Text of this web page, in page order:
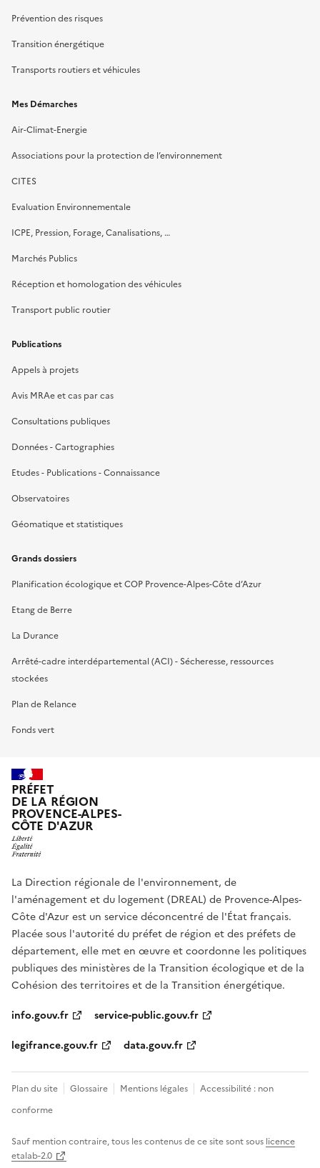
Prévention des risques
Transition énergétique
Transports routiers et véhicules
Mes Démarches
Air-Climat-Energie
Associations pour la protection de l’environnement
CITES
Evaluation Environnementale
ICPE, Pression, Forage, Canalisations, …
Marchés Publics
Réception et homologation des véhicules
Transport public routier
Publications
Appels à projets
Avis MRAe et cas par cas
Consultations publiques
Données - Cartographies
Etudes - Publications - Connaissance
Observatoires
Géomatique et statistiques
Grands dossiers
Planification écologique et COP Provence-Alpes-Côte d’Azur
Etang de Berre
La Durance
Arrêté-cadre interdépartemental (ACI) - Sécheresse, ressources
stockées
Plan de Relance
Fonds vert
PRÉFET
DE LA RÉGION
PROVENCE-ALPES-
CÔTE D'AZUR
La Direction régionale de l'environnement, de
l'aménagement et du logement (DREAL) de Provence-Alpes-
Côte d'Azur est un service déconcentré de l'État français.
Placée sous l'autorité du préfet de région et des préfets de
département, elle met en œuvre et coordonne les politiques
publiques des ministères de la Transition écologique et de la
Cohésion des territoires et de la Transition énergétique.
info.gouv.fr
service-public.gouv.fr
legifrance.gouv.fr
data.gouv.fr
Plan du site Glossaire Mentions légales
Accessibilité : non
conforme
Sauf mention contraire, tous les contenus de ce site sont sous licence
etalab-2.0